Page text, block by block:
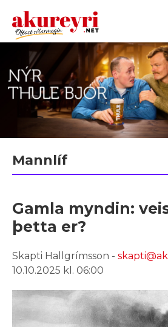
Leita
Mannlíf
Gamla myndin:
þetta er?
Skapti Hallgrímsson -
10.10.2025 kl. 06:00